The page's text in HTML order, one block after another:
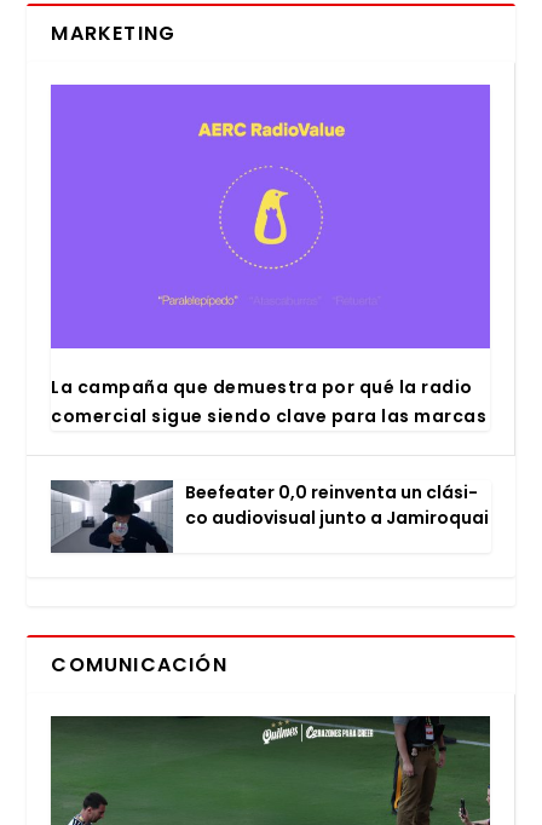
MARKETING
La cam­pa­ña que demues­tra por qué la radio
comer­cial sigue sien­do cla­ve para las mar­cas
Bee­fea­ter 0,0 rein­ven­ta un clá­si­
co audio­vi­sual jun­to a Jami­ro­quai
COMUNICACIÓN